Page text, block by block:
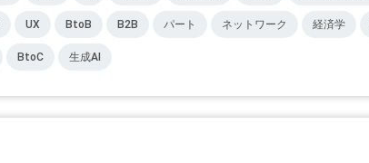
UX BtoB B2B パート ネットワーク 経済学
BtoC 生成AI